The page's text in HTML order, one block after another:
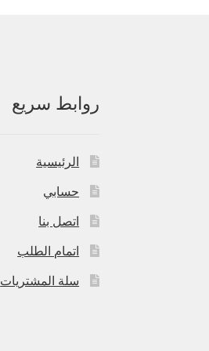
روابط سريع
الرئيسية
حسابي
اتصل بنا
اتمام الطلب
سلة المشتريات